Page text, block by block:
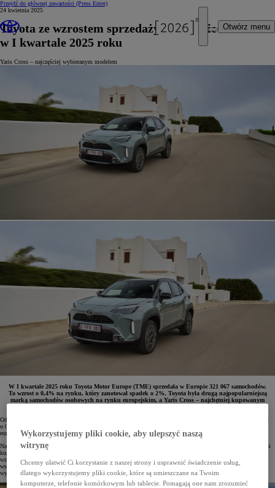
Przejdź do głównej zawartości (Press Enter)
Otwórz menu
24 kwietnia 2025
Toyota ze wzrostem sprzedaży w Europie
w I kwartale 2025 roku
Yaris Cross – najczęściej wybieranym modelem
W I kwartale 2025 roku Toyota Motor Europe (TME) sprzedała w Europie 321 067 samochodów.
To wzrost o 0,4% na rynku, który zanotował spadek o 2%. Toyota była drugą najpopularniejszą
marką samochodów osobowych na rynku europejskim, a Yaris Cross – najchętniej kupowanym
Od stycznia do marca 2025 roku Toyota Motor Europe (TME) sprzedała 321 067 samochodów. Był to wynik
o 0,4% lepszym niż w analogicznym okresie roku ubiegłego. Warto odnotować, że w tym samym czasie
europejski rynek samochodów osobowych zanotował spadek o 2%.
Na początku 2025 roku sprzedaż napędzały zelektryfikowane modele Toyoty i Lexusa. W I kwartale br. klienci
kupili łącznie 248 842 egz. bezemisyjnych lub niskoemisyjnymi samochodów, co jest 7-procentowym
wzrostem rok do roku. W Europie Zachodniej, w tym w Polsce, takie samochody stanowiły aż 80%
wszystkich pojazdów, które opuściły salony Toyoty i Lexusa. W całej Europie udział zelektryfikowanych aut
wyniósł 78% sprzedaży TME.
Wykorzystujemy pliki cookie, aby ulepszyć naszą
witrynę
Chcemy ułatwić Ci korzystanie z naszej strony i usprawnić świadczenie usług,
dlatego wykorzystujemy pliki cookie, które są umieszczane na Twoim
komputerze, telefonie komórkowym lub tablecie. Pomagają one nam zrozumieć